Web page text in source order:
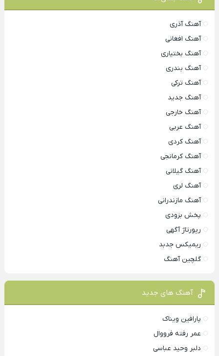
آهنگ آذری
آهنگ افغانی
آهنگ بختیاری
آهنگ بندری
آهنگ ترکی
آهنگ جدید
آهنگ خارجی
آهنگ عربی
آهنگ کردی
آهنگ کرمانجی
آهنگ گیلانی
آهنگ لری
آهنگ مازندرانی
پخش بزودی
رپورتاژ آگهی
ریمیکس جدبد
گلچین آهنگ
آهنگ های جدید
پارافین ویناک
عمر رفته فرووال
دلبر وحید عباسی